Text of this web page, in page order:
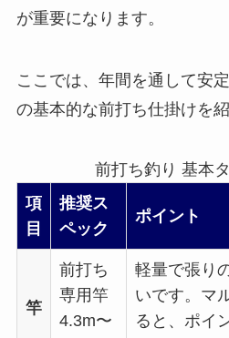
が重要になります。
ここでは、年間を通して安
の基本的な前打ち仕掛けを紹
前打ち釣り 基本
項
目
推奨ス
ペック
ポイント
竿
前打ち
専用竿
4.3m〜
軽量で張り
いです。マ
ると、ポイ